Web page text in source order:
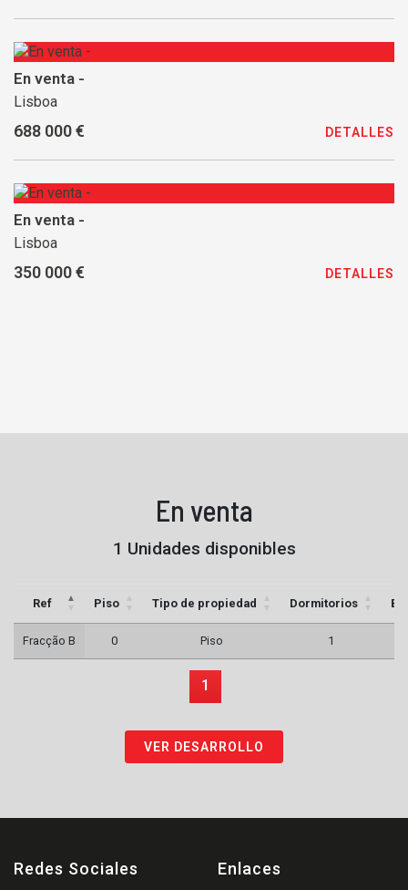
En venta -
Lisboa
688 000 € DETALLES
En venta -
Lisboa
350 000 € DETALLES
En venta
1 Unidades disponibles
Ref Piso Tipo de propiedad Dormitorios
Fracção B 0 Piso 1
1
VER DESARROLLO
Redes Sociales Enlaces